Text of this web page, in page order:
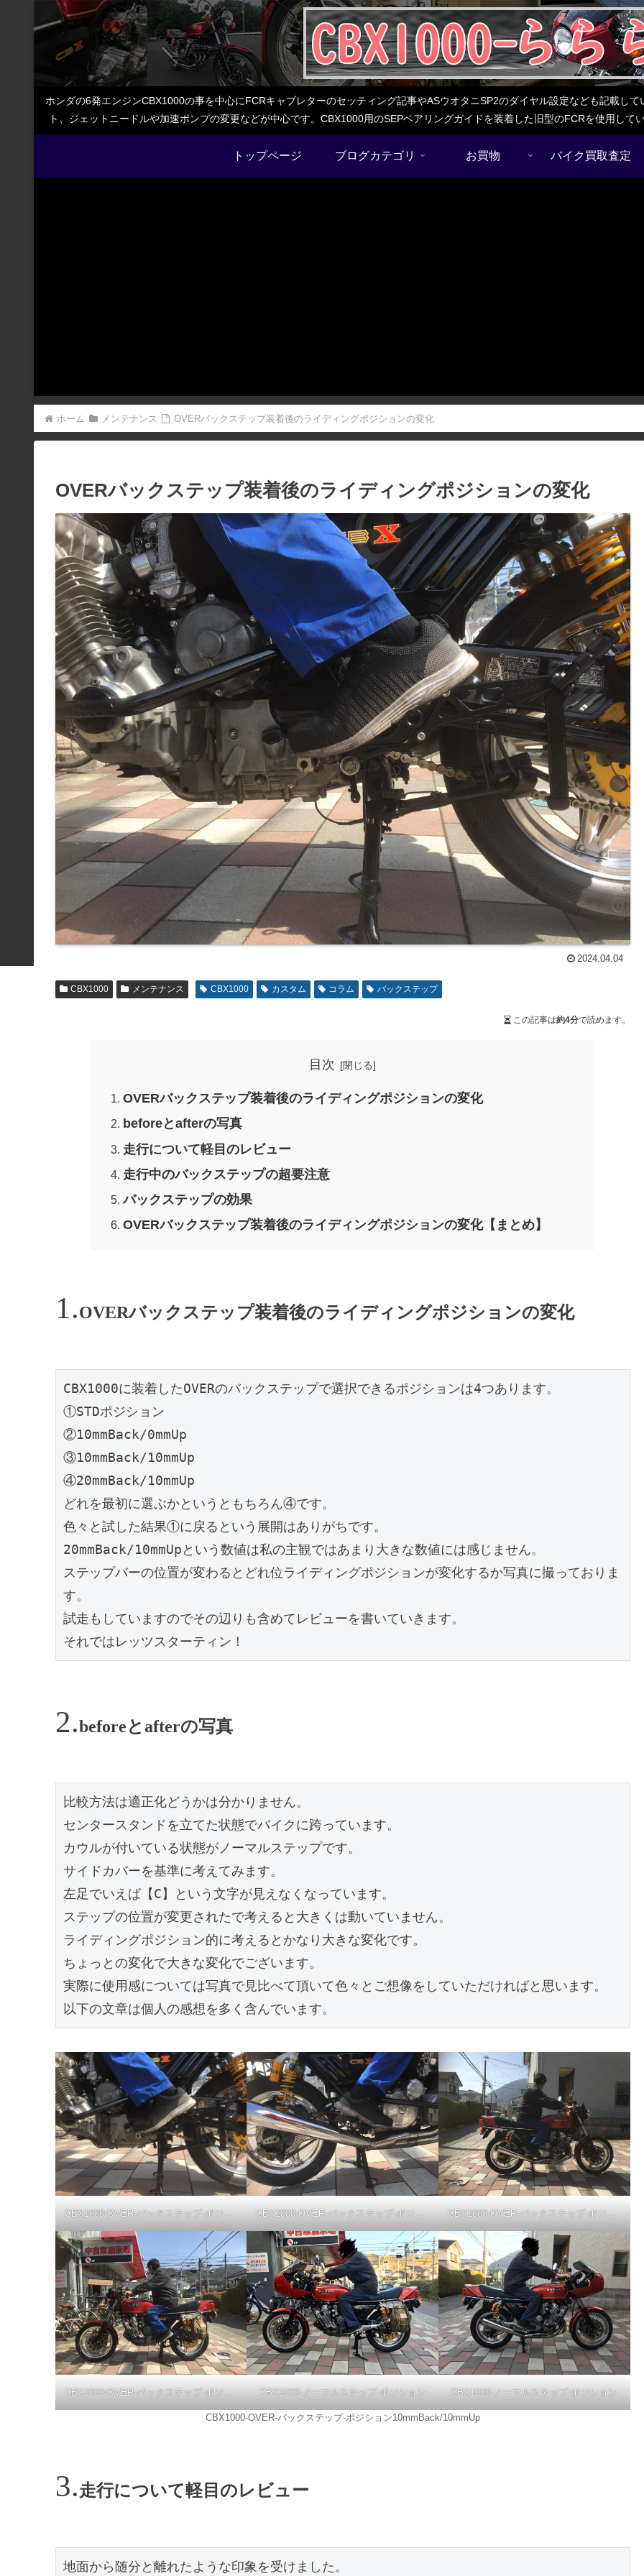
ホンダの6発エンジンCBX1000の事を中心にFCRキャブレターのセッティング記事やASウオタニSP2のダイヤル設定なども記載し
ト、ジェットニードルや加速ポンプの変更などが中心です。CBX1000用のSEPベアリングガイドを装着した旧型のFCRを使用し
トップページ ブログカテゴリ お買物 バイク買取査定
ホーム メンテナンス OVERバックステップ装着後のライディングポジションの変化
OVERバックステップ装着後のライディングポジションの変化
2024.04.04
CBX1000 メンテナンス CBX1000 カスタム コラム バックステップ
この記事は約4分で読めます。
目次
OVERバックステップ装着後のライディングポジションの変化
beforeとafterの写真
走行について軽目のレビュー
走行中のバックステップの超要注意
バックステップの効果
OVERバックステップ装着後のライディングポジションの変化【まとめ】
OVERバックステップ装着後のライディングポジションの変化
CBX1000に装着したOVERのバックステップで選択できるポジションは4つあります。
①STDポジション
②10mmBack/0mmUp
③10mmBack/10mmUp
④20mmBack/10mmUp
どれを最初に選ぶかというともちろん④です。
色々と試した結果①に戻るという展開はありがちです。
20mmBack/10mmUpという数値は私の主観ではあまり大きな数値には感じません。
ステップバーの位置が変わるとどれ位ライディングポジションが変化するか写真に撮っておりま
す。
試走もしていますのでその辺りも含めてレビューを書いていきます。
それではレッツスターティン！
beforeとafterの写真
比較方法は適正化どうかは分かりません。
センタースタンドを立てた状態でバイクに跨っています。
カウルが付いている状態がノーマルステップです。
サイドカバーを基準に考えてみます。
左足でいえば【C】という文字が見えなくなっています。
ステップの位置が変更されたで考えると大きくは動いていません。
ライディングポジション的に考えるとかなり大きな変化です。
ちょっとの変化で大きな変化でございます。
実際に使用感については写真で見比べて頂いて色々とご想像をしていただければと思います。
以下の文章は個人の感想を多く含んでいます。
CBX1000-OVER-バックステップ-ポジション10mmBack/10mmUp CBX1000-OVER-バックステップ-ポジション10mmBack/10mmUp CBX1000-OVER-バックステップ-ポジション10mmBack/10mmUp
CBX1000-OVER-バックステップ-ポジション10mmBack/10mmUp CBX1000-ノーマルステップ-ポジション CBX1000-ノーマルステップ-ポジション
CBX1000-OVER-バックステップ-ポジション10mmBack/10mmUp
走行について軽目のレビュー
地面から随分と離れたような印象を受けました。